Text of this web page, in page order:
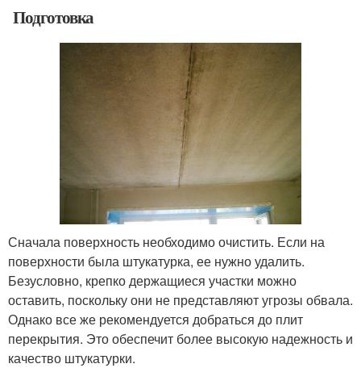
Подготовка
Сначала поверхность необходимо очистить. Если на
поверхности была штукатурка, ее нужно удалить.
Безусловно, крепко держащиеся участки можно
оставить, поскольку они не представляют угрозы обвала.
Однако все же рекомендуется добраться до плит
перекрытия. Это обеспечит более высокую надежность и
качество штукатурки.